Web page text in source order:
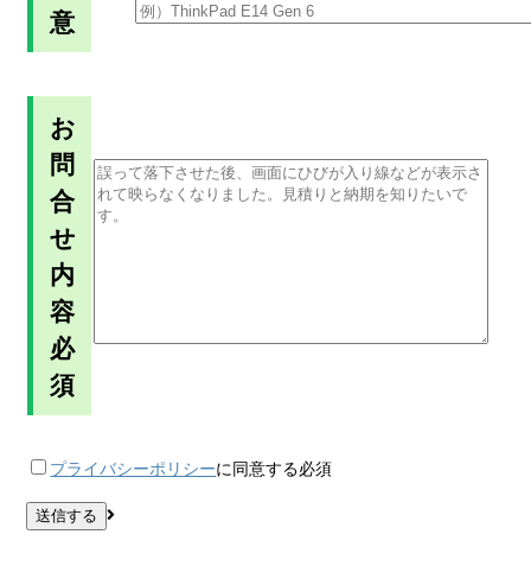
意
お
問
合
せ
内
容
必
須
プライバシーポリシーに同意する必須